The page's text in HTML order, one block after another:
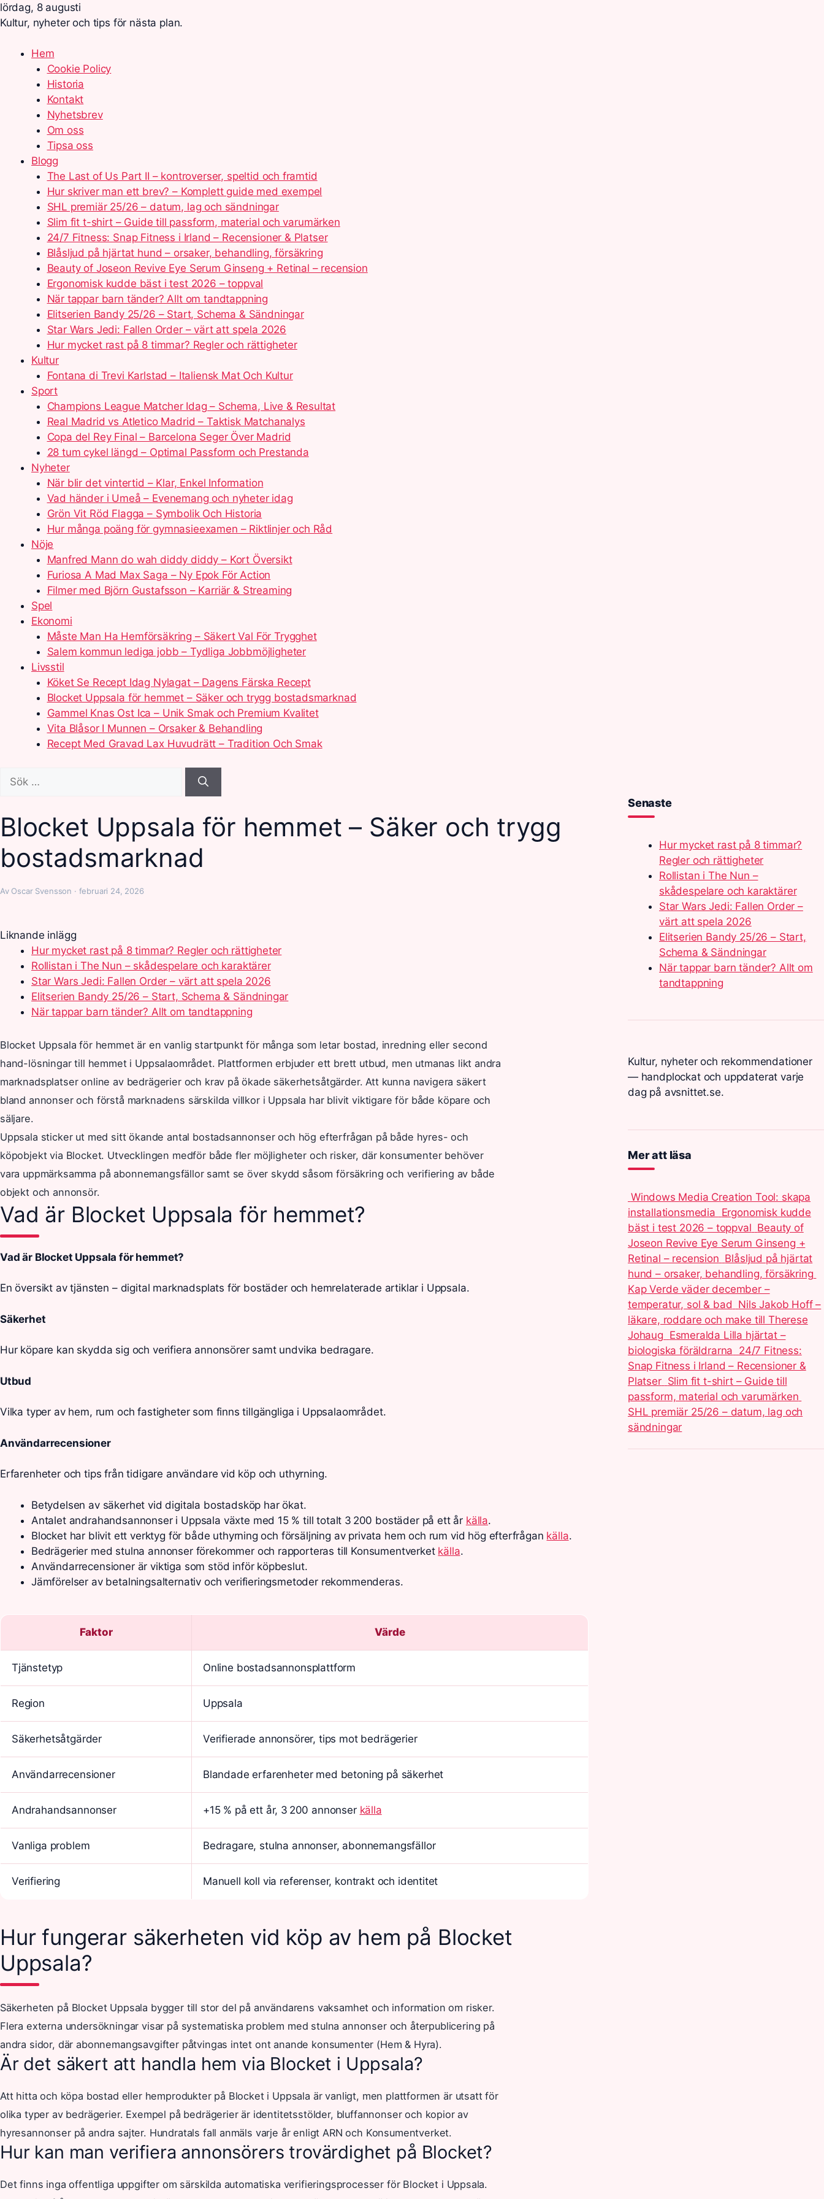
lördag, 8 augusti
Kultur, nyheter och tips för nästa plan.
Hem
Cookie Policy
Historia
Kontakt
Nyhetsbrev
Om oss
Tipsa oss
Blogg
The Last of Us Part II – kontroverser, speltid och framtid
Hur skriver man ett brev? – Komplett guide med exempel
SHL premiär 25/26 – datum, lag och sändningar
Slim fit t-shirt – Guide till passform, material och varumärken
24/7 Fitness: Snap Fitness i Irland – Recensioner & Platser
Blåsljud på hjärtat hund – orsaker, behandling, försäkring
Beauty of Joseon Revive Eye Serum Ginseng + Retinal – recension
Ergonomisk kudde bäst i test 2026 – toppval
När tappar barn tänder? Allt om tandtappning
Elitserien Bandy 25/26 – Start, Schema & Sändningar
Star Wars Jedi: Fallen Order – värt att spela 2026
Hur mycket rast på 8 timmar? Regler och rättigheter
Kultur
Fontana di Trevi Karlstad – Italiensk Mat Och Kultur
Sport
Champions League Matcher Idag – Schema, Live & Resultat
Real Madrid vs Atletico Madrid – Taktisk Matchanalys
Copa del Rey Final – Barcelona Seger Över Madrid
28 tum cykel längd – Optimal Passform och Prestanda
Nyheter
När blir det vintertid – Klar, Enkel Information
Vad händer i Umeå – Evenemang och nyheter idag
Grön Vit Röd Flagga – Symbolik Och Historia
Hur många poäng för gymnasieexamen – Riktlinjer och Råd
Nöje
Manfred Mann do wah diddy diddy – Kort Översikt
Furiosa A Mad Max Saga – Ny Epok För Action
Filmer med Björn Gustafsson – Karriär & Streaming
Spel
Ekonomi
Måste Man Ha Hemförsäkring – Säkert Val För Trygghet
Salem kommun lediga jobb – Tydliga Jobbmöjligheter
Livsstil
Köket Se Recept Idag Nylagat – Dagens Färska Recept
Blocket Uppsala för hemmet – Säker och trygg bostadsmarknad
Gammel Knas Ost Ica – Unik Smak och Premium Kvalitet
Vita Blåsor I Munnen – Orsaker & Behandling
Recept Med Gravad Lax Huvudrätt – Tradition Och Smak
efter:
Blocket Uppsala för hemmet – Säker och trygg
bostadsmarknad
Av Oscar Svensson · februari 24, 2026
Liknande inlägg
Hur mycket rast på 8 timmar? Regler och rättigheter
Rollistan i The Nun – skådespelare och karaktärer
Star Wars Jedi: Fallen Order – värt att spela 2026
Elitserien Bandy 25/26 – Start, Schema & Sändningar
När tappar barn tänder? Allt om tandtappning
Blocket Uppsala för hemmet är en vanlig startpunkt för många som letar bostad, inredning eller second
hand-lösningar till hemmet i Uppsalaområdet. Plattformen erbjuder ett brett utbud, men utmanas likt andra
marknadsplatser online av bedrägerier och krav på ökade säkerhetsåtgärder. Att kunna navigera säkert
bland annonser och förstå marknadens särskilda villkor i Uppsala har blivit viktigare för både köpare och
säljare.
Uppsala sticker ut med sitt ökande antal bostadsannonser och hög efterfrågan på både hyres- och
köpobjekt via Blocket. Utvecklingen medför både fler möjligheter och risker, där konsumenter behöver
vara uppmärksamma på abonnemangsfällor samt se över skydd såsom försäkring och verifiering av både
objekt och annonsör.
Vad är Blocket Uppsala för hemmet?
Vad är Blocket Uppsala för hemmet?
En översikt av tjänsten – digital marknadsplats för bostäder och hemrelaterade artiklar i Uppsala.
Säkerhet
Hur köpare kan skydda sig och verifiera annonsörer samt undvika bedragare.
Utbud
Vilka typer av hem, rum och fastigheter som finns tillgängliga i Uppsalaområdet.
Användarrecensioner
Erfarenheter och tips från tidigare användare vid köp och uthyrning.
Betydelsen av säkerhet vid digitala bostadsköp har ökat.
Antalet andrahandsannonser i Uppsala växte med 15 % till totalt 3 200 bostäder på ett år källa.
Blocket har blivit ett verktyg för både uthyrning och försäljning av privata hem och rum vid hög efterfrågan källa.
Bedrägerier med stulna annonser förekommer och rapporteras till Konsumentverket källa.
Användarrecensioner är viktiga som stöd inför köpbeslut.
Jämförelser av betalningsalternativ och verifieringsmetoder rekommenderas.
Faktor Värde
Tjänstetyp Online bostadsannonsplattform
Region Uppsala
Säkerhetsåtgärder Verifierade annonsörer, tips mot bedrägerier
Användarrecensioner Blandade erfarenheter med betoning på säkerhet
Andrahandsannonser +15 % på ett år, 3 200 annonser källa
Vanliga problem Bedragare, stulna annonser, abonnemangsfällor
Verifiering Manuell koll via referenser, kontrakt och identitet
Hur fungerar säkerheten vid köp av hem på Blocket
Uppsala?
Säkerheten på Blocket Uppsala bygger till stor del på användarens vaksamhet och information om risker.
Flera externa undersökningar visar på systematiska problem med stulna annonser och återpublicering på
andra sidor, där abonnemangsavgifter påtvingas intet ont anande konsumenter (Hem & Hyra).
Är det säkert att handla hem via Blocket i Uppsala?
Att hitta och köpa bostad eller hemprodukter på Blocket i Uppsala är vanligt, men plattformen är utsatt för
olika typer av bedrägerier. Exempel på bedrägerier är identitetsstölder, bluffannonser och kopior av
hyresannonser på andra sajter. Hundratals fall anmäls varje år enligt ARN och Konsumentverket.
Hur kan man verifiera annonsörers trovärdighet på Blocket?
Det finns inga offentliga uppgifter om särskilda automatiska verifieringsprocesser för Blocket i Uppsala.
Senaste
Hur mycket rast på 8 timmar?
Regler och rättigheter
Rollistan i The Nun –
skådespelare och karaktärer
Star Wars Jedi: Fallen Order –
värt att spela 2026
Elitserien Bandy 25/26 – Start,
Schema & Sändningar
När tappar barn tänder? Allt om
tandtappning
Kultur, nyheter och rekommendationer
— handplockat och uppdaterat varje
dag på avsnittet.se.
Mer att läsa
Windows Media Creation Tool: skapa
installationsmedia Ergonomisk kudde
bäst i test 2026 – toppval Beauty of
Joseon Revive Eye Serum Ginseng +
Retinal – recension Blåsljud på hjärtat
hund – orsaker, behandling, försäkring
Kap Verde väder december –
temperatur, sol & bad Nils Jakob Hoff –
läkare, roddare och make till Therese
Johaug Esmeralda Lilla hjärtat –
biologiska föräldrarna 24/7 Fitness:
Snap Fitness i Irland – Recensioner &
Platser Slim fit t-shirt – Guide till
passform, material och varumärken
SHL premiär 25/26 – datum, lag och
sändningar